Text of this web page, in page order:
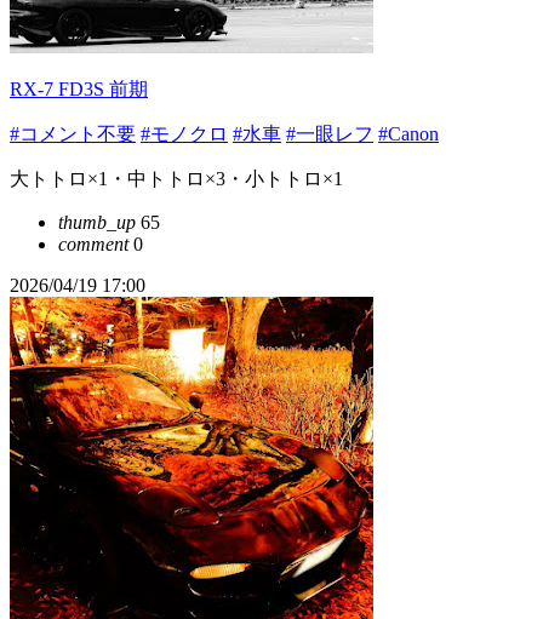
RX-7 FD3S 前期
#コメント不要 #モノクロ #水車 #一眼レフ #Canon
大トトロ×1・中トトロ×3・小トトロ×1
thumb_up 65
comment0
2026/04/19 17:00